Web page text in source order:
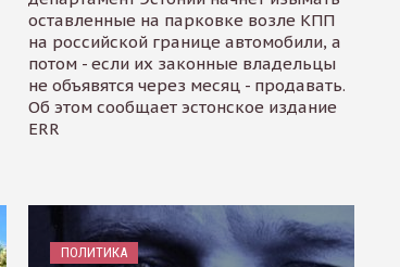
оставленные на парковке возле КПП
на российской границе автомобили, а
потом - если их законные владельцы
не объявятся через месяц - продавать.
Об этом сообщает эстонское издание
ERR
ПОЛИТИКА